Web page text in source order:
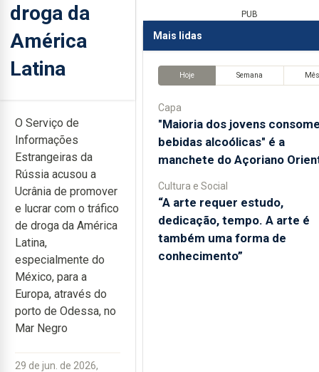
droga da
América
Latina
O Serviço de
Informações
Estrangeiras da
Rússia acusou a
Ucrânia de promover
e lucrar com o tráfico
de droga da América
Latina,
especialmente do
México, para a
Europa, através do
porto de Odessa, no
Mar Negro
29 de jun. de 2026,
PUB
Mais lidas
Hoje Semana
Capa
"Maioria dos jovens
bebidas alcoólicas" é a
manchete do Açoriano
Cultura e Social
“A arte requer estudo,
dedicação, tempo. A arte é
também uma forma de
conhecimento”